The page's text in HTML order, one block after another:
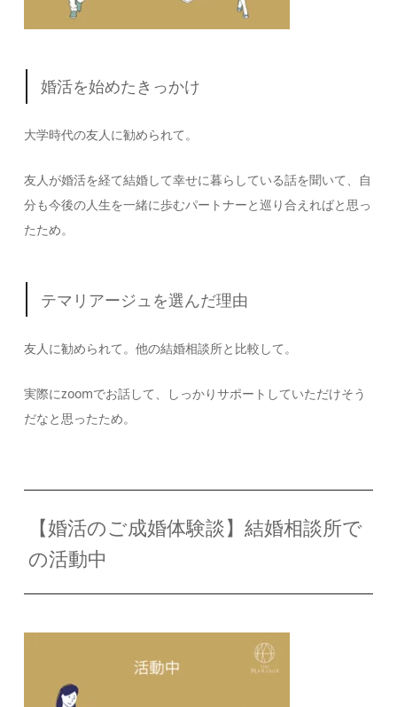
婚活を始めたきっかけ
大学時代の友人に勧められて。
友人が婚活を経て結婚して幸せに暮らしている話を聞いて、自
分も今後の人生を一緒に歩むパートナーと巡り合えればと思っ
たため。
テマリアージュを選んだ理由
友人に勧められて。他の結婚相談所と比較して。
実際にzoomでお話して、しっかりサポートしていただけそう
だなと思ったため。
【婚活のご成婚体験談】結婚相談所で
の活動中